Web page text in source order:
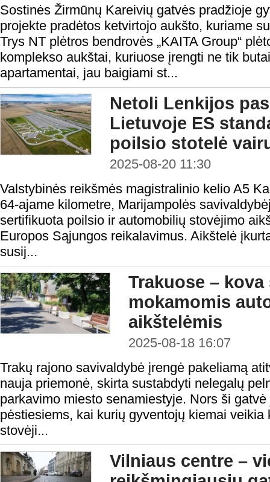
Sostinės Žirmūnų Kareivių gatvės pradžioje
projekte pradėtos ketvirtojo aukšto, kuriame
Trys NT plėtros bendrovės „KAITA Group“
komplekso aukštai, kuriuose įrengti ne tik
apartamentai, jau baigiami st...
Netoli Lenkijos
Lietuvoje ES
poilsio stotelė
2025-08-20 11:30
Valstybinės reikšmės magistralinio kelio A5
64-ajame kilometre, Marijampolės
sertifikuota poilsio ir automobilių stovėjimo
Europos Sąjungos reikalavimus. Aikštelė
susij...
Trakuose –
mokamomis
aikštelėmis
2025-08-18 16:07
Trakų rajono savivaldybė įrengė pakeliamą
nauja priemonė, skirta sustabdyti nelegalų
parkavimo miesto senamiestyje. Nors ši
pėstiesiems, kai kurių gyventojų kiemai
stovėji...
Vilniaus centre –